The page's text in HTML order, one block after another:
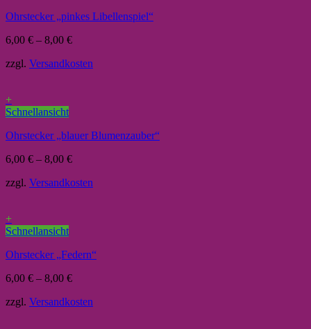
Ohrstecker „pinkes Libellenspiel“
6,00 € – 8,00 €
zzgl. Versandkosten
+
Schnellansicht
Ohrstecker „blauer Blumenzauber“
6,00 € – 8,00 €
zzgl. Versandkosten
+
Schnellansicht
Ohrstecker „Federn“
6,00 € – 8,00 €
zzgl. Versandkosten